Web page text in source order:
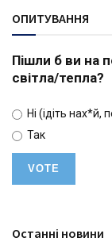
ОПИТУВАННЯ
Пішли б ви на
світла/тепла?
Ні (ідіть
Так
Останні новини